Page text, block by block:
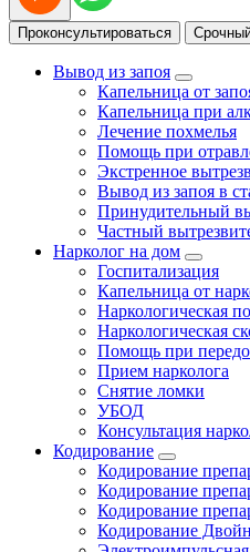
Проконсультироваться
Вывод из запоя
Капельница от
Капельница при
Лечение похмелья
Помощь при
Экстренное
Вывод из запоя в
Принудительный
Частный
Нарколог на дом
Госпитализация
Капельница от
Наркологическая
Наркологическая
Помощь при
Прием нарколога
Снятие ломки
УБОД
Консультация
Кодирование
Кодирование
Кодирование
Кодирование
Кодирование